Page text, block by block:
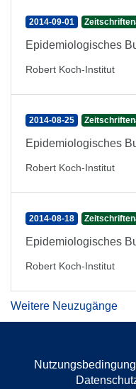
2014-09-01
Epidemiologisches
Robert Koch-Institut
2014-08-25
Epidemiologisches
Robert Koch-Institut
2014-08-18
Epidemiologisches
Robert Koch-Institut
Weitere Neuzugänge